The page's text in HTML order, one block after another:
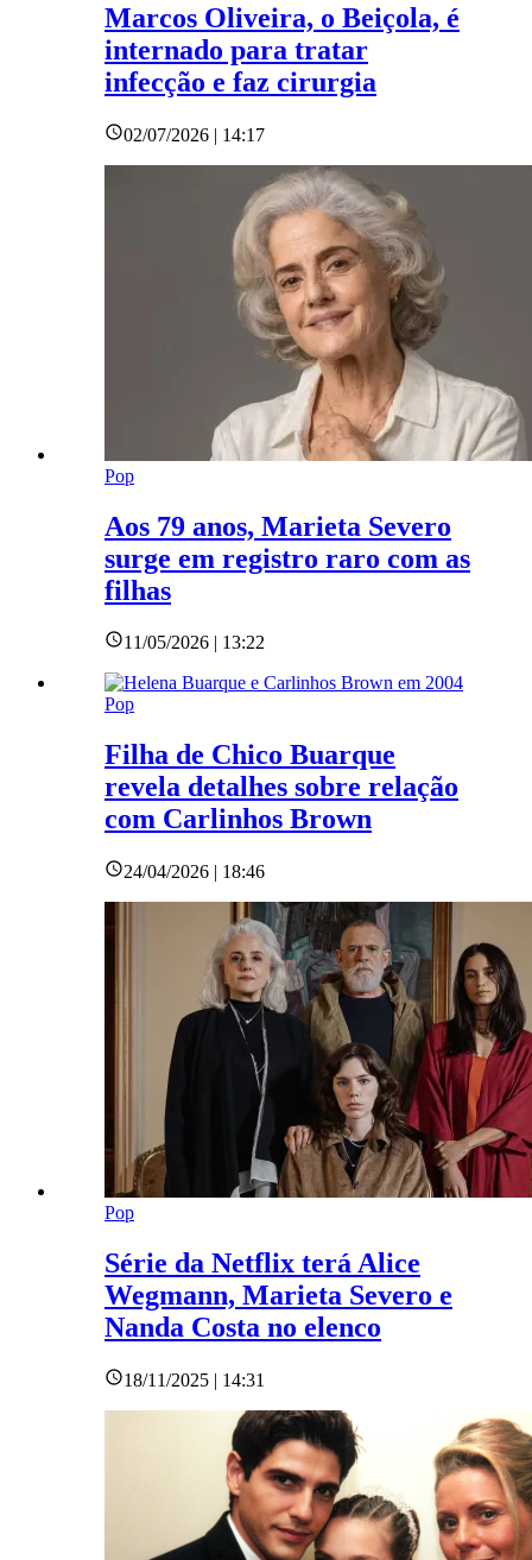
Marcos Oliveira, o Beiçola, é
internado para tratar
infecção e faz cirurgia
02/07/2026 | 14:17
Pop
Aos 79 anos, Marieta Severo
surge em registro raro com as
filhas
11/05/2026 | 13:22
Pop
Filha de Chico Buarque
revela detalhes sobre relação
com Carlinhos Brown
24/04/2026 | 18:46
Pop
Série da Netflix terá Alice
Wegmann, Marieta Severo e
Nanda Costa no elenco
18/11/2025 | 14:31